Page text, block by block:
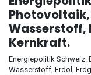
Wasserstoff,
Kernkraft.
Energiepolitik Schweiz:
Wasserstoff, Erdöl,